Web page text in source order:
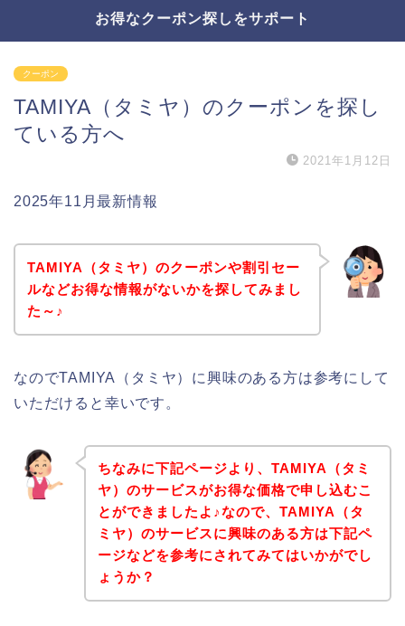
お得なクーポン探しをサポート
クーポン
TAMIYA（タミヤ）のクーポンを探し
ている方へ
2021年1月12日
2025年11月最新情報
TAMIYA（タミヤ）のクーポンや割引セー
ルなどお得な情報がないかを探してみまし
た～♪
なのでTAMIYA（タミヤ）に興味のある方は参考にして
いただけると幸いです。
ちなみに下記ページより、TAMIYA（タミ
ヤ）のサービスがお得な価格で申し込むこ
とができましたよ♪なので、TAMIYA（タ
ミヤ）のサービスに興味のある方は下記ペ
ージなどを参考にされてみてはいかがでし
ょうか？